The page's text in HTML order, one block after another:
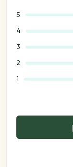
5
4
3
2
1